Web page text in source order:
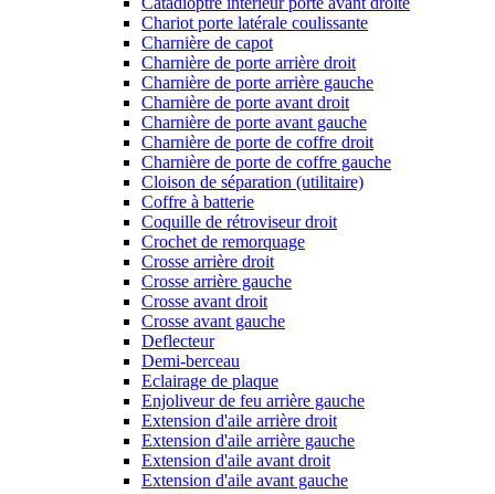
Chariot porte latérale coulissante
Charnière de capot
Charnière de porte arrière droit
Charnière de porte arrière gauche
Charnière de porte avant droit
Charnière de porte avant gauche
Charnière de porte de coffre droit
Charnière de porte de coffre gauche
Cloison de séparation (utilitaire)
Coffre à batterie
Coquille de rétroviseur droit
Crochet de remorquage
Crosse arrière droit
Crosse arrière gauche
Crosse avant droit
Crosse avant gauche
Deflecteur
Demi-berceau
Eclairage de plaque
Enjoliveur de feu arrière gauche
Extension d'aile arrière droit
Extension d'aile arrière gauche
Extension d'aile avant droit
Extension d'aile avant gauche